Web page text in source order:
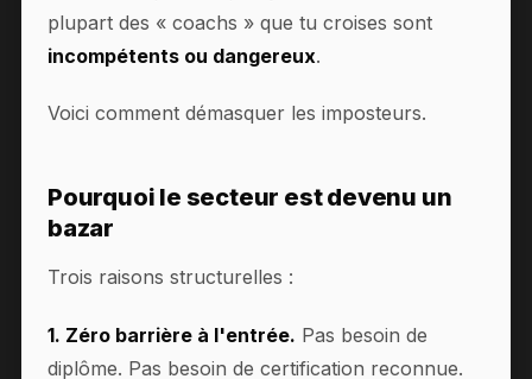
plupart des « coachs » que tu croises sont
incompétents ou dangereux.
Voici comment démasquer les imposteurs.
Pourquoi le secteur est devenu un
bazar
Trois raisons structurelles :
1. Zéro barrière à l'entrée. Pas besoin de
diplôme. Pas besoin de certification reconnue.